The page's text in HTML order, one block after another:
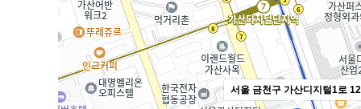
서울 금천구 가산디지털1로